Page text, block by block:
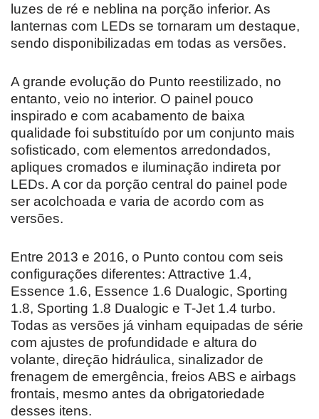
luzes de ré e neblina na porção inferior. As
lanternas com LEDs se tornaram um destaque,
sendo disponibilizadas em todas as versões.
A grande evolução do Punto reestilizado, no
entanto, veio no interior. O painel pouco
inspirado e com acabamento de baixa
qualidade foi substituído por um conjunto mais
sofisticado, com elementos arredondados,
apliques cromados e iluminação indireta por
LEDs. A cor da porção central do painel pode
ser acolchoada e varia de acordo com as
versões.
Entre 2013 e 2016, o Punto contou com seis
configurações diferentes: Attractive 1.4,
Essence 1.6, Essence 1.6 Dualogic, Sporting
1.8, Sporting 1.8 Dualogic e T-Jet 1.4 turbo.
Todas as versões já vinham equipadas de série
com ajustes de profundidade e altura do
volante, direção hidráulica, sinalizador de
frenagem de emergência, freios ABS e airbags
frontais, mesmo antes da obrigatoriedade
desses itens.